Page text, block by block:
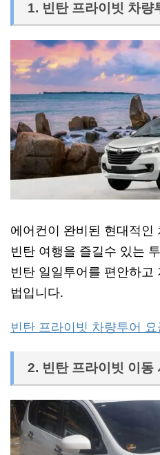
1. 빈탄 프라이빗 차량
에어컨이 완비된 현대적인
빈탄 여행을 즐길수 있는
빈탄 일일투어를 편안하고
법입니다.
빈탄 프라이빗 차량투어
2. 빈탄 프라이빗 이동